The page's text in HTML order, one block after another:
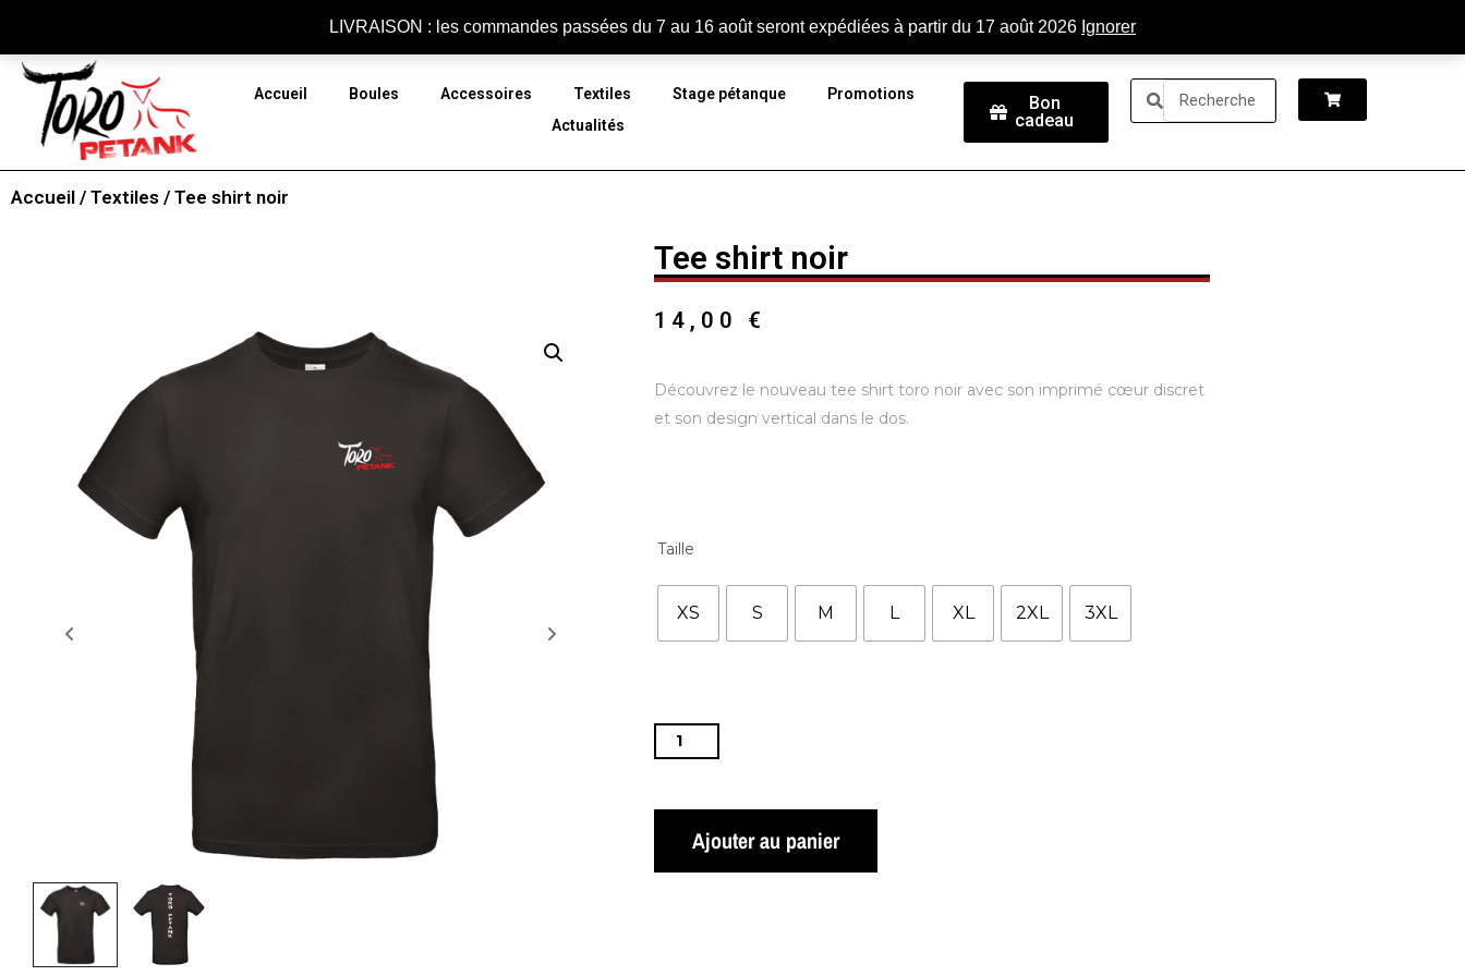
LIVRAISON : les commandes passées du 7 au 16 août seront expédiées à partir du 17 août 2026 Ignorer
Contactez-nous Connexion
Accueil Boules Accessoires Textiles Stage pétanque
Promotions
Actualités
Bon
cadeau
Accueil / Textiles / Tee shirt noir
Tee shirt noir
14,00 €
Découvrez le nouveau tee shirt toro noir avec son imprimé cœur discret
et son design vertical dans le dos.
Taille
XS S M L XL 2XL 3XL
Ajouter au panier